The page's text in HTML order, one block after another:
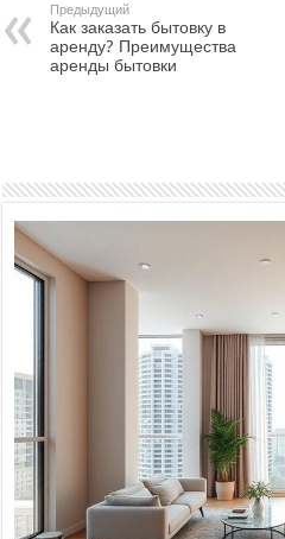
Предыдущий
Как заказать бытовку в
аренду? Преимущества
аренды бытовки